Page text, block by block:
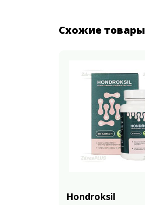
Схожие товары
Hondroksil